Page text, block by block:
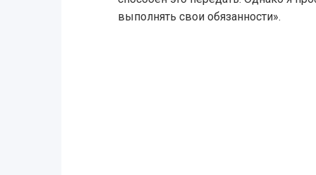
выполнять свои обязанности».